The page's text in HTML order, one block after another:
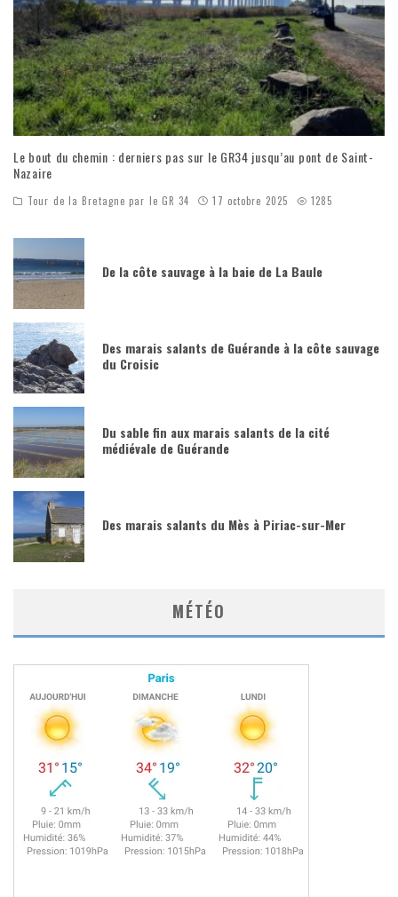
Le bout du chemin : derniers pas sur le GR34 jusqu’au pont de Saint-
Nazaire
Tour de la Bretagne par le GR 34 17 octobre 2025 1285
De la côte sauvage à la baie de La Baule
Des marais salants de Guérande à la côte sauvage
du Croisic
Du sable fin aux marais salants de la cité
médiévale de Guérande
Des marais salants du Mès à Piriac-sur-Mer
MÉTÉO